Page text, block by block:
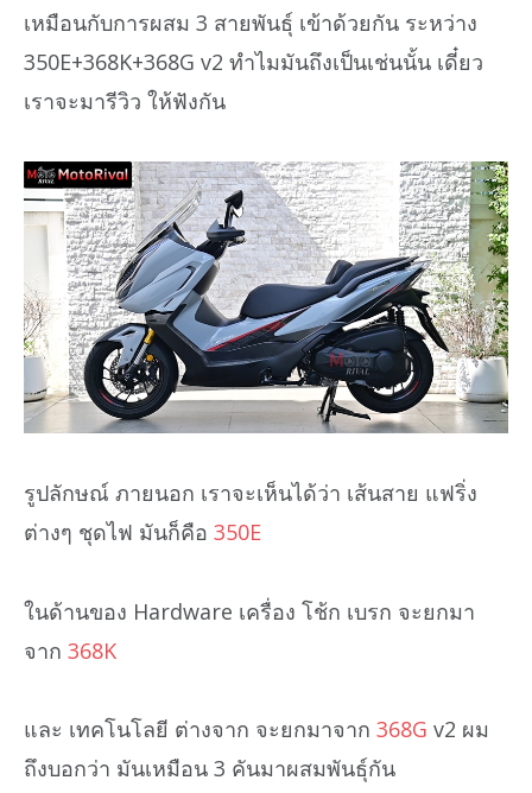
เหมือนกับการผสม 3 สายพันธุ์ เข้าด้วยกัน ระหว่าง
350E+368K+368G v2 ทำไมมันถึงเป็นเช่นนั้น เดี๋ยว
เราจะมารีวิว ให้ฟังกัน
รูปลักษณ์ ภายนอก เราจะเห็นได้ว่า เส้นสาย แฟริ่ง
ต่างๆ ชุดไฟ มันก็คือ 350E
ในด้านของ Hardware เครื่อง โช้ก เบรก จะยกมา
จาก 368K
และ เทคโนโลยี ต่างจาก จะยกมาจาก 368G v2 ผม
ถึงบอกว่า มันเหมือน 3 คันมาผสมพันธุ์กัน